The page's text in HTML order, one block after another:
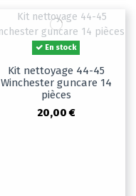
En stock
Kit nettoyage 44-45
Winchester guncare 14
pièces
20,00 €